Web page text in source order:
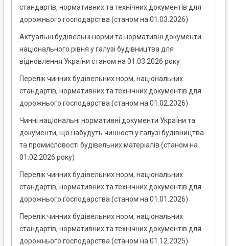
стандартів, нормативних та технічних документів для
дорожнього господарства (станом на 01.03.2026)
Актуальні будівельні норми та нормативні документи
національного рівня у галузі будівництва для
відновлення України станом на 01.03.2026 року
Перелік чинних будівельних норм, національних
стандартів, нормативних та технічних документів для
дорожнього господарства (станом на 01.02.2026)
Чинні національні нормативні документи України та
документи, що набудуть чинності у галузі будівництва
та промисловості будівельних матеріалів (станом на
01.02.2026 року)
Перелік чинних будівельних норм, національних
стандартів, нормативних та технічних документів для
дорожнього господарства (станом на 01.01.2026)
Перелік чинних будівельних норм, національних
стандартів, нормативних та технічних документів для
дорожнього господарства (станом на 01.12.2025)